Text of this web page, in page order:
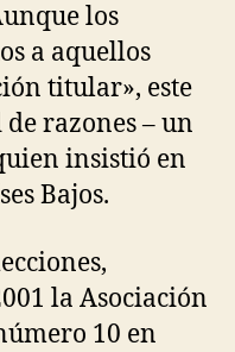
los
a aquellos
titular», este
razones – un
insistió en
Bajos.
la Asociación
10 en